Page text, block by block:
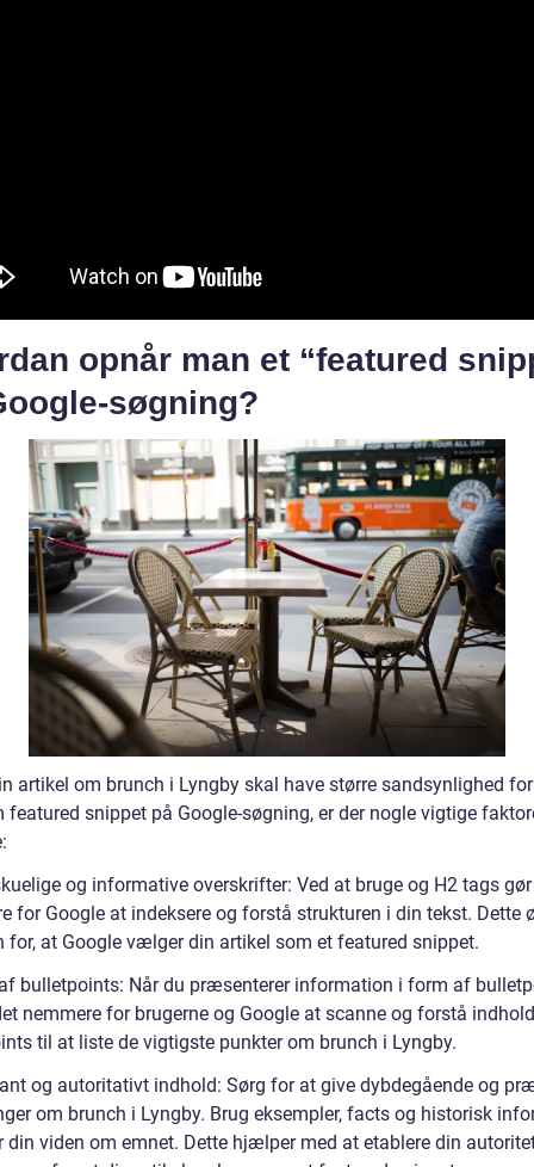
opnår man et “featured
søgning?
artikel om brunch i Lyngby skal have større sandsynlighed
featured snippet på Google-søgning, er der nogle vigtige
og informative overskrifter: Ved at bruge og H2 tags
for Google at indeksere og forstå strukturen i din tekst. Dette
for, at Google vælger din artikel som et featured snippet.
bulletpoints: Når du præsenterer information i form af
nemmere for brugerne og Google at scanne og forstå
til at liste de vigtigste punkter om brunch i Lyngby.
og autoritativt indhold: Sørg for at give dybdegående og
om brunch i Lyngby. Brug eksempler, facts og historisk
din viden om emnet. Dette hjælper med at etablere din